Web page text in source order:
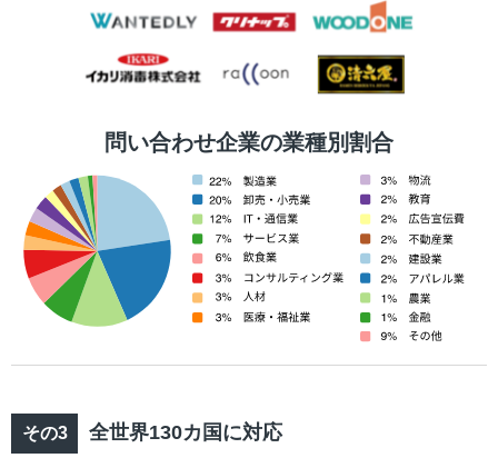
問い合わせ企業の業種別割合
全世界130カ国に対応